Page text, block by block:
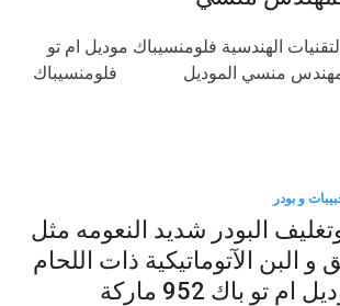
التقنيات الهندسية فلومنسيباك موديل ام تو
المهندس منسي الموديل فلومنسيباك
و بودر
البودر شديد النعومه مثل
و البن الآتوماتيكية ذات اللحام
من الظهر موديل ام تو باك 952 ماركة